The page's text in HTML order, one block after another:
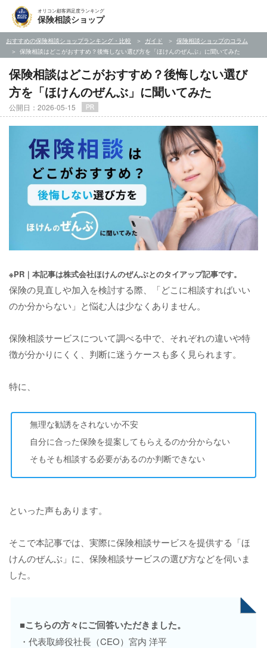
オリコン顧客満足度ランキング
保険相談ショップ
おすすめの保険相談ショップランキング・比較 ガイド
保険相談ショップのコラム
保険相談はどこがおすすめ？後悔しない選び方を「ほけんのぜんぶ」に聞いてみた
保険相談はどこがおすすめ？後悔しない選び
方を「ほけんのぜんぶ」に聞いてみた
公開日：2026-05-15
※PR｜本記事は株式会社ほけんのぜんぶとのタイアップ記事です。
保険の見直しや加入を検討する際、「どこに相談すればいい
のか分からない」と悩む人は少なくありません。
保険相談サービスについて調べる中で、それぞれの違いや特
徴が分かりにくく、判断に迷うケースも多く見られます。
特に、
無理な勧誘をされないか不安
自分に合った保険を提案してもらえるのか分からない
そもそも相談する必要があるのか判断できない
といった声もあります。
そこで本記事では、実際に保険相談サービスを提供する「ほ
けんのぜんぶ」に、保険相談サービスの選び方などを伺いま
した。
■こちらの方々にご回答いただきました。
・代表取締役社長（CEO）宮内 洋平